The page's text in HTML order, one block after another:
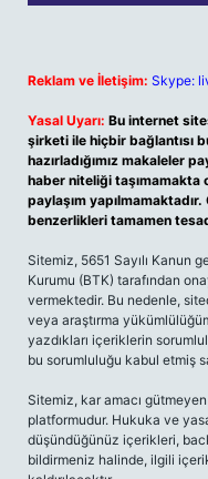
Reklam ve İletişim: Skype:
Yasal Uyarı: Bu internet
şirketi ile hiçbir bağlantısı
hazırladığımız makaleler
haber niteliği taşımamakta
paylaşım
benzerlikleri tamamen
Sitemiz, 5651 Sayılı Kanun
Kurumu (BTK) tarafından
vermektedir. Bu nedenle,
veya araştırma
yazdıkları içeriklerin
bu sorumluluğu kabul etmiş
Sitemiz, kar amacı
platformudur. Hukuka ve
düşündüğünüz içerikleri,
bildirmeniz halinde, ilgili